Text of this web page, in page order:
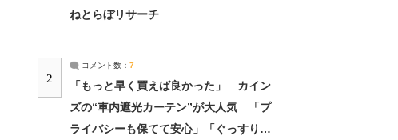
ねとらぼリサーチ
2
コメント数： 7
「もっと早く買えば良かった」 カイン
ズの“車内遮光カーテン”が大人気 「プ
ライバシーも保てて安心」「ぐっすり眠